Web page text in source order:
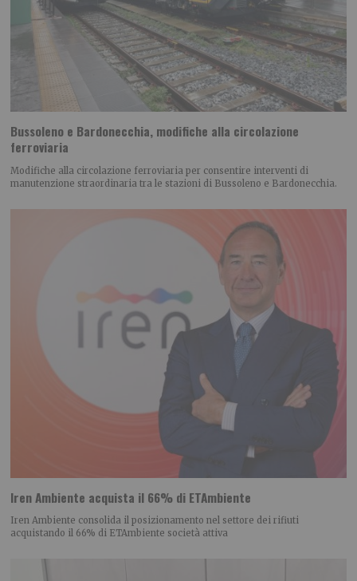
Bussoleno e Bardonecchia, modifiche alla circolazione
ferroviaria
Modifiche alla circolazione ferroviaria per consentire interventi di
manutenzione straordinaria tra le stazioni di Bussoleno e Bardonecchia.
Iren Ambiente acquista il 66% di ETAmbiente
Iren Ambiente consolida il posizionamento nel settore dei rifiuti
acquistando il 66% di ETAmbiente società attiva